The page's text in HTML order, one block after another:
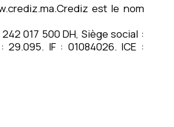
est le nom
017 500 DH, Siège social :
29.095. IF : 01084026. ICE :